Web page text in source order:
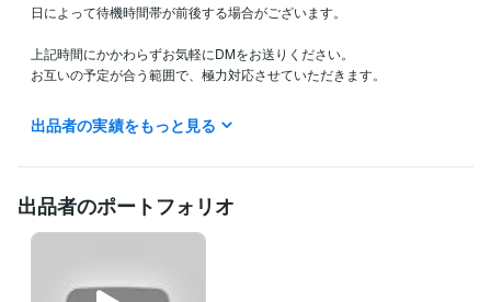
日によって待機時間帯が前後する場合がございます。
上記時間にかかわらずお気軽にDMをお送りください。
お互いの予定が合う範囲で、極力対応させていただきます。
いきなりお話しするのがご不安でしたら、事前にDMでお問い合わせくだ
さい。
資格・検定
出品者の実績をもっと見る
出品者のポートフォリオ